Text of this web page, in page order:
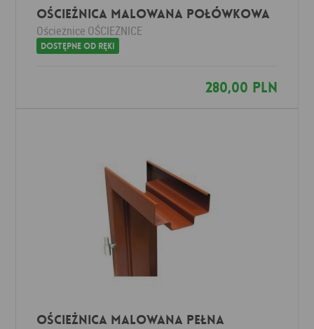
Ościeżnica MALOWANA POŁÓWKOWA
Ościeżnice OŚCIEŻNICE
Dostępne od ręki
280,00 PLN
Ościeżnica MALOWANA PEŁNA